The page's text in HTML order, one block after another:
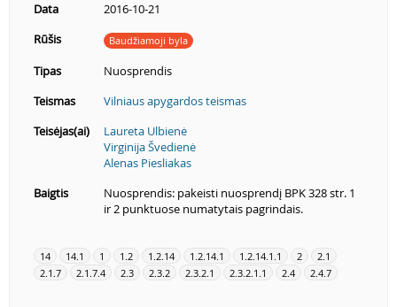
Data
2016-10-21
Rūšis
Baudžiamoji byla
Tipas
Nuosprendis
Teismas
Vilniaus apygardos teismas
Teisėjas(ai)
Laureta Ulbienė
Virginija Švedienė
Alenas Piesliakas
Baigtis
Nuosprendis: pakeisti nuosprendį BPK 328 str. 1
ir 2 punktuose numatytais pagrindais.
14 14.1 1 1.2 1.2.14 1.2.14.1 1.2.14.1.1 2
2.1
2.1.7
2.1.7.4 2.3 2.3.2 2.3.2.1 2.3.2.1.1 2.4 2.4.7